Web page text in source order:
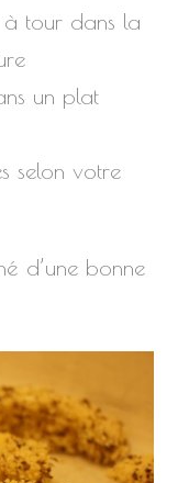
à tour dans la
un plat
selon votre
d’une bonne